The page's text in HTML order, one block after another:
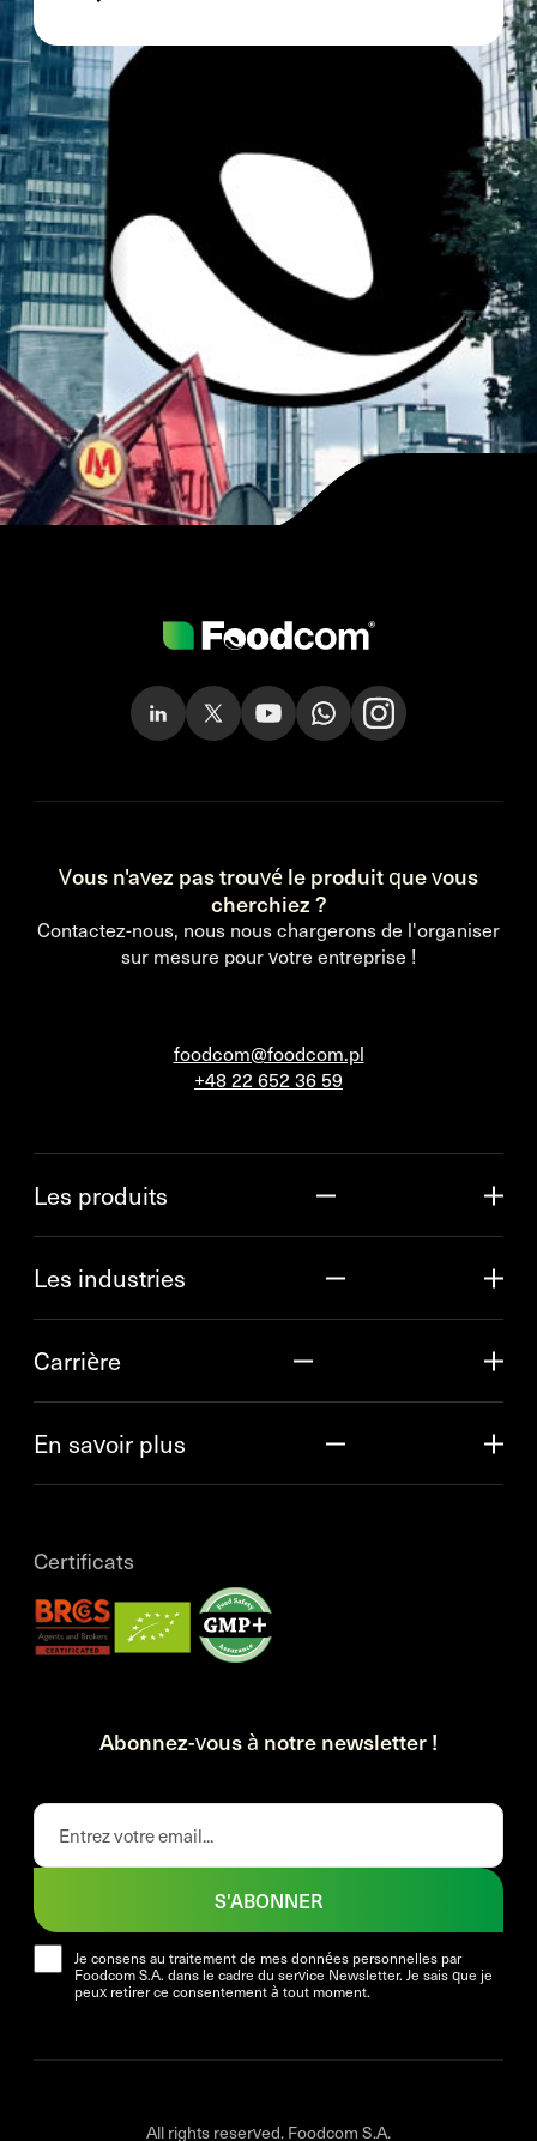
Vous n'avez pas trouvé le produit que vous
cherchiez ?
Contactez-nous, nous nous chargerons de l'organiser
sur mesure pour votre entreprise !
foodcom@foodcom.pl
+48 22 652 36 59
Les produits
Les industries
Carrière
En savoir plus
Certificats
Abonnez-vous à notre newsletter !
Je consens au traitement de mes données personnelles par
Foodcom S.A. dans le cadre du service Newsletter. Je sais que je
peux retirer ce consentement à tout moment.
S'ABONNER
All rights reserved. Foodcom S.A.